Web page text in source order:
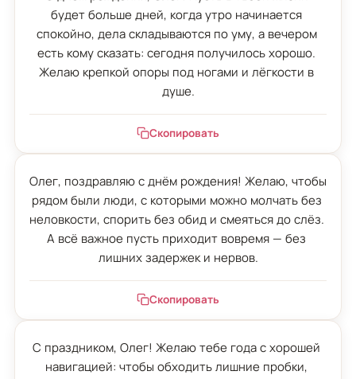
будет больше дней, когда утро начинается
спокойно, дела складываются по уму, а вечером
есть кому сказать: сегодня получилось хорошо.
Желаю крепкой опоры под ногами и лёгкости в
душе.
Скопировать
Олег, поздравляю с днём рождения! Желаю, чтобы
рядом были люди, с которыми можно молчать без
неловкости, спорить без обид и смеяться до слёз.
А всё важное пусть приходит вовремя — без
лишних задержек и нервов.
Скопировать
С праздником, Олег! Желаю тебе года с хорошей
навигацией: чтобы обходить лишние пробки,